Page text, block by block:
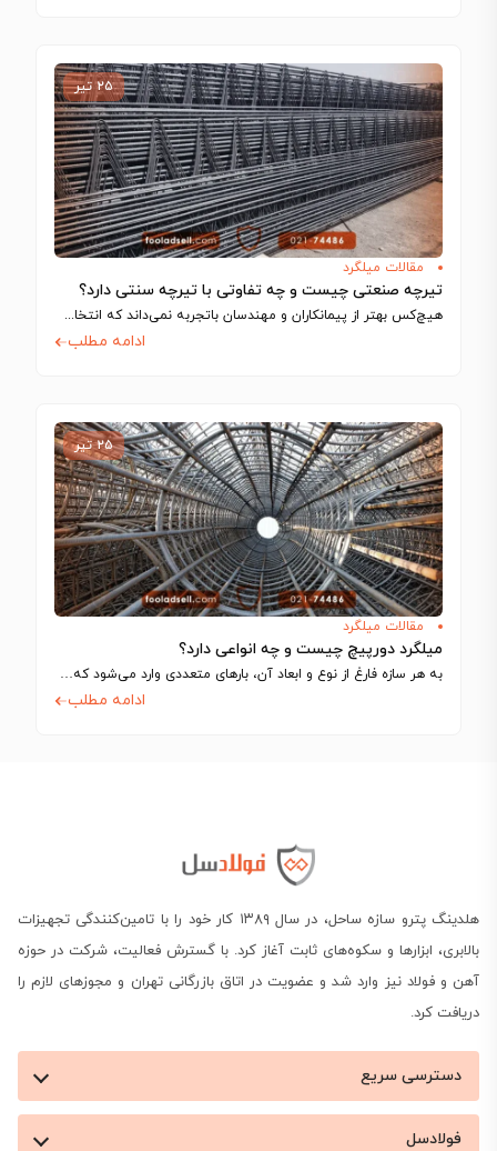
۲۵ تیر
مقالات میلگرد
تیرچه صنعتی چیست و چه تفاوتی با تیرچه سنتی دارد؟
هیچ‌کس بهتر از پیمانکاران و مهندسان باتجربه نمی‌داند که انتخاب اجزای سازه تا چه…
ادامه مطلب
۲۵ تیر
مقالات میلگرد
میلگرد دورپیچ چیست و چه انواعی دارد؟
به هر سازه فارغ از نوع و ابعاد آن، بارهای متعددی وارد می‌شود که…
ادامه مطلب
هلدینگ پترو سازه ساحل، در سال ۱۳۸۹ کار خود را با تامین‌کنندگی تجهیزات
بالابری، ابزارها و سکوه‌های ثابت آغاز کرد. با گسترش فعالیت، شرکت در حوزه
آهن و فولاد نیز وارد شد و عضویت در اتاق بازرگانی تهران و مجوزهای لازم را
دریافت کرد.
دسترسی سریع
فولادسل